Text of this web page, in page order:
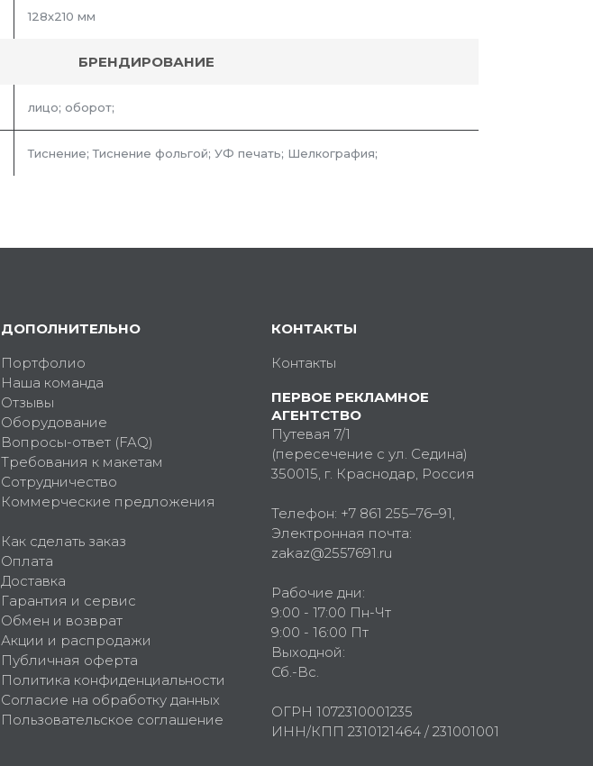
128х210 мм
БРЕНДИРОВАНИЕ
лицо; оборот;
Тиснение; Тиснение фольгой; УФ печать; Шелкография;
ДОПОЛНИТЕЛЬНО
Портфолио
Наша команда
Отзывы
Оборудование
Вопросы-ответ (FAQ)
Требования к макетам
Сотрудничество
Коммерческие предложения
Как сделать заказ
Оплата
Доставка
Гарантия и сервис
Обмен и возврат
Акции и распродажи
Публичная оферта
Политика конфиденциальности
Согласие на обработку данных
Пользовательское соглашение
КОНТАКТЫ
Контакты
ПЕРВОЕ РЕКЛАМНОЕ
АГЕНТСТВО
Путевая 7/1
(пересечение с ул. Седина)
350015, г. Краснодар, Россия
Телефон: +7 861 255–76–91,
Электронная почта:
zakaz@2557691.ru
Рабочие дни:
9:00 - 17:00 Пн-Чт
9:00 - 16:00 Пт
Выходной:
Сб.-Вс.
ОГРН 1072310001235
ИНН/КПП 2310121464 / 231001001